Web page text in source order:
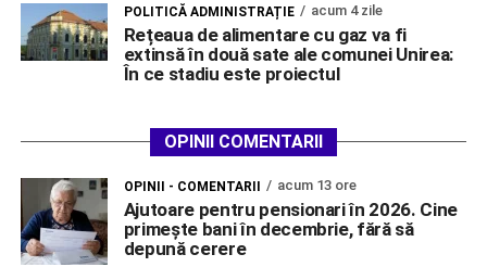
POLITICĂ ADMINISTRAȚIE acum 4 zile
Rețeaua de alimentare cu gaz va fi
extinsă în două sate ale comunei Unirea:
În ce stadiu este proiectul
OPINII COMENTARII
OPINII - COMENTARII acum 13 ore
Ajutoare pentru pensionari în 2026. Cine
primește bani în decembrie, fără să
depună cerere